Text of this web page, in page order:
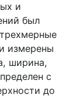
и
был
измерены
ширина,
с
до